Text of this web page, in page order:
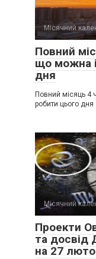
Місячний
Повний
що можна
дня
Повний місяць 4
робити цього дня
Місячний
Проекти
та досвід
на 27